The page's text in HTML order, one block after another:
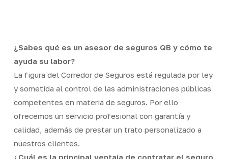
content¿Sabes qué es un asesor de seguros QB y cómo te
ayuda su labor?
La figura del Corredor de Seguros está regulada por ley
y sometida al control de las administraciones públicas
competentes en materia de seguros. Por ello
ofrecemos un servicio profesional con garantía y
calidad, además de prestar un trato personalizado a
nuestros clientes.
¿Cuál es la principal ventaja de contratar el seguro
Menu